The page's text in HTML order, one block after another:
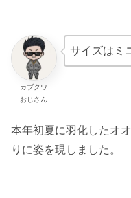
カブクワ
おじさん
サイズはミ
本年初夏に羽化したオ
りに姿を現しました。